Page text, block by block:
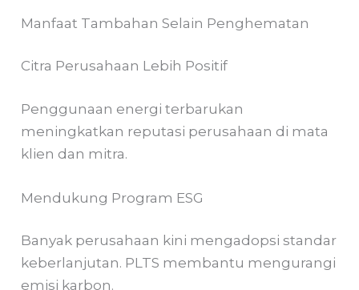
Manfaat Tambahan Selain Penghematan
Citra Perusahaan Lebih Positif
Penggunaan energi terbarukan
meningkatkan reputasi perusahaan di mata
klien dan mitra.
Mendukung Program ESG
Banyak perusahaan kini mengadopsi standar
keberlanjutan. PLTS membantu mengurangi
emisi karbon.